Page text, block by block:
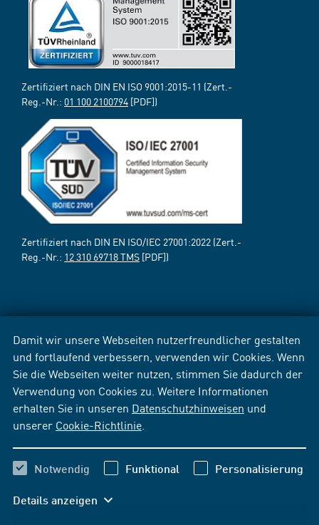
Damit wir unsere Webseiten nutzerfreundlicher gestalten
und fortlaufend verbessern, verwenden wir Cookies. Wenn
Sie die Webseiten weiter nutzen, stimmen Sie dadurch der
Verwendung von Cookies zu. Weitere Informationen
erhalten Sie in unseren Datenschutzhinweisen und
unserer Cookie-Richtlinie
Notwendig Funktional Personalisierung
Details anzeigen
Zertifiziert nach DIN EN ISO 9001:2015-11 (Zert.-
Reg.-Nr.: 01 100 2100794 [PDF])
Zertifiziert nach DIN EN ISO/IEC 27001:2022 (Zert.-
Reg.-Nr.: 12 310 69718 TMS [PDF])